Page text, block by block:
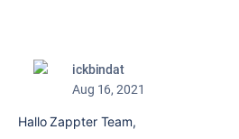
ickbindat
Aug 16, 2021
Hallo Zappter Team,